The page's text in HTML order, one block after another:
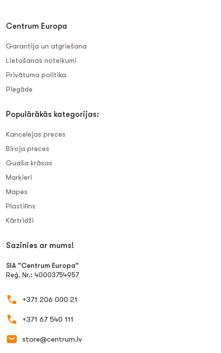
Centrum Europa
Garantija un atgriešana
Lietošanas noteikumi
Privātuma politika
Piegāde
Populārākās kategorijas:
Kancelejas preces
Biroja preces
Guaša krāsas
Marķieri
Mapes
Plastilīns
Kārtridži
Sazinies ar mums!
SIA "Centrum Europa"
Reģ. Nr.: 40003754957
+371 206 000 21
+371 67 540 111
store@centrum.lv